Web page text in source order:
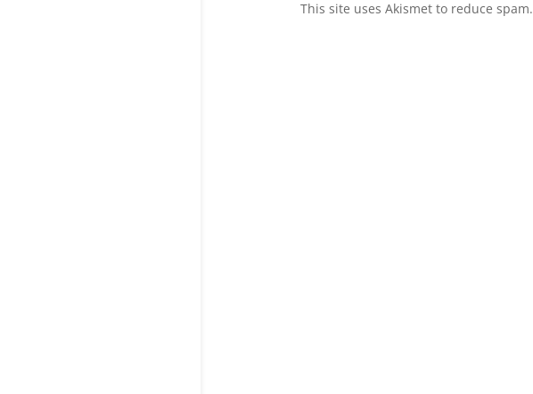
This site uses Akismet to reduce spam.